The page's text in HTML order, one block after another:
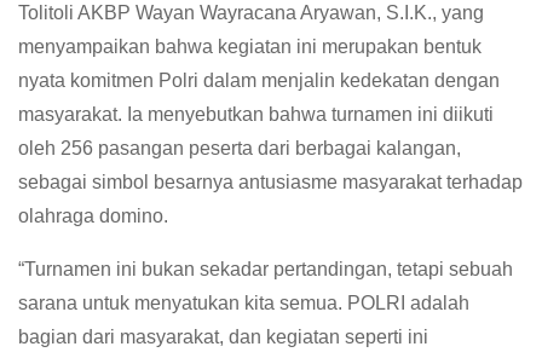
Tolitoli AKBP Wayan Wayracana Aryawan, S.I.K., yang
menyampaikan bahwa kegiatan ini merupakan bentuk
nyata komitmen Polri dalam menjalin kedekatan dengan
masyarakat. Ia menyebutkan bahwa turnamen ini diikuti
oleh 256 pasangan peserta dari berbagai kalangan,
sebagai simbol besarnya antusiasme masyarakat terhadap
olahraga domino.
“Turnamen ini bukan sekadar pertandingan, tetapi sebuah
sarana untuk menyatukan kita semua. POLRI adalah
bagian dari masyarakat, dan kegiatan seperti ini